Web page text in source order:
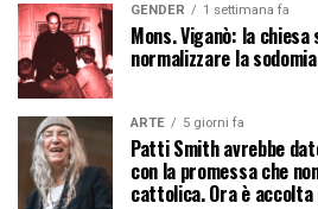
GENDER 1 settimana fa
Mons. Viganò: la chiesa
normalizzare la
ARTE 5 giorni fa
Patti Smith avrebbe
con la promessa che
cattolica. Ora è accolta